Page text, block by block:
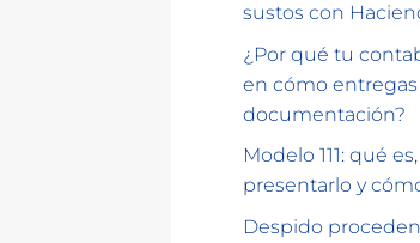
sustos con
¿Por qué tu
en cómo entregas
documentación?
Modelo 111: qué
presentarlo y
Despido